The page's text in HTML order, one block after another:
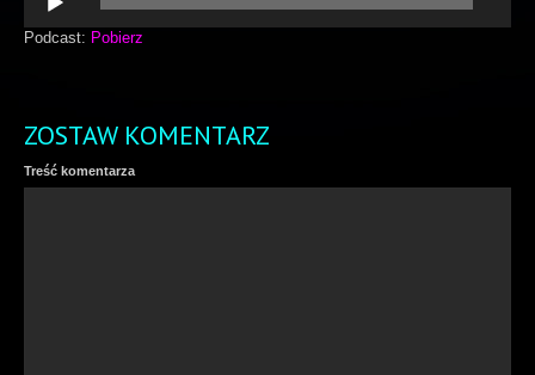
plików
dźwiękowych
Podcast: Pobierz
ZOSTAW KOMENTARZ
Treść komentarza